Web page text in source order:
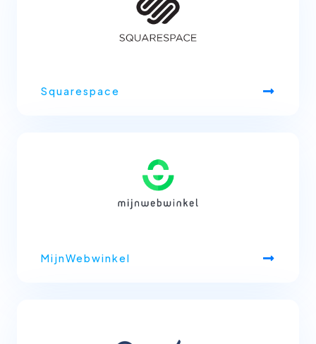
Squarespace
MijnWebwinkel